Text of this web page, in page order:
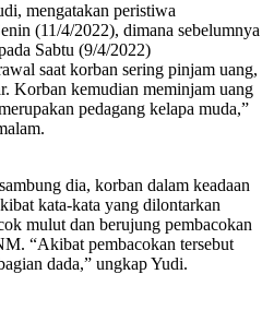
mengatakan peristiwa
(11/4/2022), dimana sebelumnya
Sabtu (9/4/2022)
saat korban sering pinjam uang,
Korban kemudian meminjam uang
pedagang kelapa muda,”
dia, korban dalam keadaan
kata-kata yang dilontarkan
mulut dan berujung pembacokan
“Akibat pembacokan tersebut
dada,” ungkap Yudi.